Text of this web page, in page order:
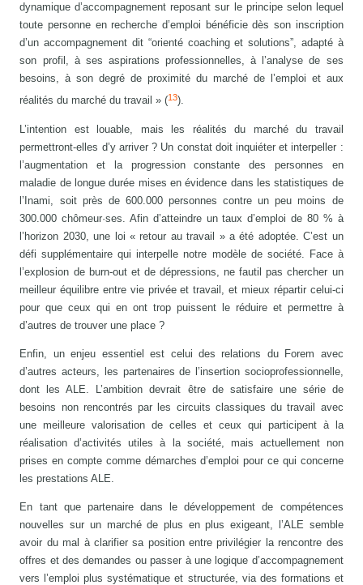
dynamique d’accompagnement reposant sur le principe selon lequel
toute personne en recherche d’emploi bénéficie dès son inscription
d’un accompagnement dit “orienté coaching et solutions”, adapté à
son profil, à ses aspirations professionnelles, à l’analyse de ses
besoins, à son degré de proximité du marché de l’emploi et aux
réalités du marché du travail » (13).
L’intention est louable, mais les réalités du marché du travail
permettront-elles d’y arriver ? Un constat doit inquiéter et interpeller :
l’augmentation et la progression constante des personnes en
maladie de longue durée mises en évidence dans les statistiques de
l’Inami, soit près de 600.000 personnes contre un peu moins de
300.000 chômeur·ses. Afin d’atteindre un taux d’emploi de 80 % à
l’horizon 2030, une loi « retour au travail » a été adoptée. C’est un
défi supplémentaire qui interpelle notre modèle de société. Face à
l’explosion de burn-out et de dépressions, ne fautil pas chercher un
meilleur équilibre entre vie privée et travail, et mieux répartir celui-ci
pour que ceux qui en ont trop puissent le réduire et permettre à
d’autres de trouver une place ?
Enfin, un enjeu essentiel est celui des relations du Forem avec
d’autres acteurs, les partenaires de l’insertion socioprofessionnelle,
dont les ALE. L’ambition devrait être de satisfaire une série de
besoins non rencontrés par les circuits classiques du travail avec
une meilleure valorisation de celles et ceux qui participent à la
réalisation d’activités utiles à la société, mais actuellement non
prises en compte comme démarches d’emploi pour ce qui concerne
les prestations ALE.
En tant que partenaire dans le développement de compétences
nouvelles sur un marché de plus en plus exigeant, l’ALE semble
avoir du mal à clarifier sa position entre privilégier la rencontre des
offres et des demandes ou passer à une logique d’accompagnement
vers l’emploi plus systématique et structurée, via des formations et